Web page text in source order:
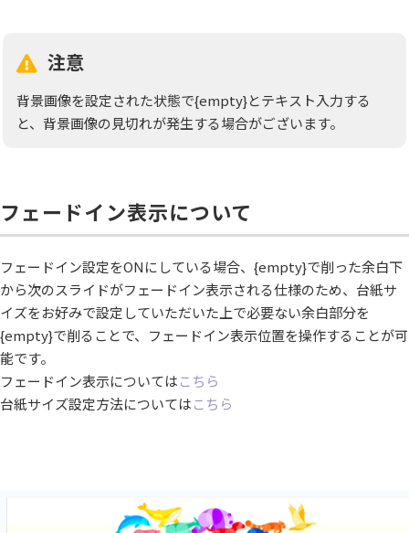
注意
背景画像を設定された状態で{empty}とテキスト入力する
と、背景画像の見切れが発生する場合がございます。
フェードイン表示について
フェードイン設定をONにしている場合、{empty}で削った余白下
から次のスライドがフェードイン表示される仕様のため、台紙サ
イズをお好みで設定していただいた上で必要ない余白部分を
{empty}で削ることで、フェードイン表示位置を操作することが可
能です。
フェードイン表示についてはこちら
台紙サイズ設定方法についてはこちら